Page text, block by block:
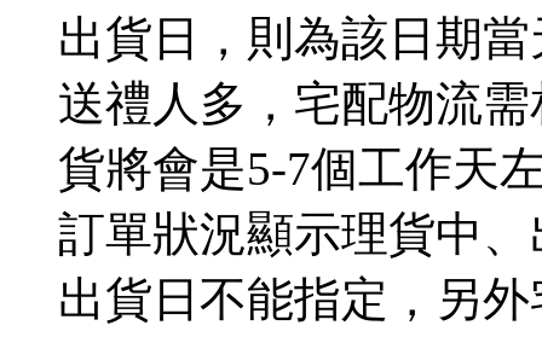
出貨日，則為該日期
送禮人多，宅配物流
貨將會是5-7個工作天
訂單狀況顯示理貨中
出貨日不能指定，另